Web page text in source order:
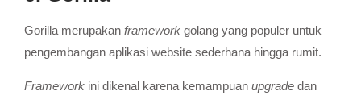
Gorilla merupakan framework golang yang populer untuk
pengembangan aplikasi website sederhana hingga rumit.
Framework ini dikenal karena kemampuan upgrade dan